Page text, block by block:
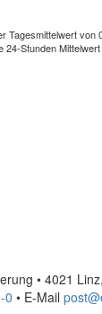
Tagesmittelwert von
24-Stunden
• 4021
0 • E-Mail